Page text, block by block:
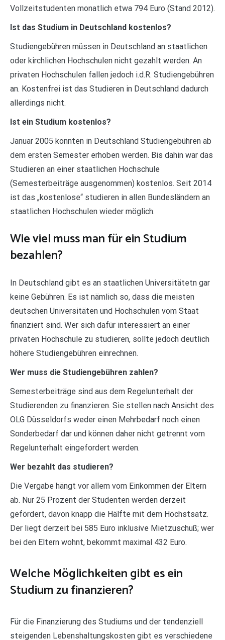
Vollzeitstudenten monatlich etwa 794 Euro (Stand 2012).
Ist das Studium in Deutschland kostenlos?
Studiengebühren müssen in Deutschland an staatlichen
oder kirchlichen Hochschulen nicht gezahlt werden. An
privaten Hochschulen fallen jedoch i.d.R. Studiengebühren
an. Kostenfrei ist das Studieren in Deutschland dadurch
allerdings nicht.
Ist ein Studium kostenlos?
Januar 2005 konnten in Deutschland Studiengebühren ab
dem ersten Semester erhoben werden. Bis dahin war das
Studieren an einer staatlichen Hochschule
(Semesterbeiträge ausgenommen) kostenlos. Seit 2014
ist das „kostenlose“ studieren in allen Bundesländern an
staatlichen Hochschulen wieder möglich.
Wie viel muss man für ein Studium
bezahlen?
In Deutschland gibt es an staatlichen Universitätetn gar
keine Gebühren. Es ist nämlich so, dass die meisten
deutschen Universitäten und Hochschulen vom Staat
finanziert sind. Wer sich dafür interessiert an einer
privaten Hochschule zu studieren, sollte jedoch deutlich
höhere Studiengebühren einrechnen.
Wer muss die Studiengebühren zahlen?
Semesterbeiträge sind aus dem Regelunterhalt der
Studierenden zu finanzieren. Sie stellen nach Ansicht des
OLG Düsseldorfs weder einen Mehrbedarf noch einen
Sonderbedarf dar und können daher nicht getrennt vom
Regelunterhalt eingefordert werden.
Wer bezahlt das studieren?
Die Vergabe hängt vor allem vom Einkommen der Eltern
ab. Nur 25 Prozent der Studenten werden derzeit
gefördert, davon knapp die Hälfte mit dem Höchstsatz.
Der liegt derzeit bei 585 Euro inklusive Mietzuschuß; wer
bei den Eltern wohnt, bekommt maximal 432 Euro.
Welche Möglichkeiten gibt es ein
Studium zu finanzieren?
Für die Finanzierung des Studiums und der tendenziell
steigenden Lebenshaltungskosten gibt es verschiedene